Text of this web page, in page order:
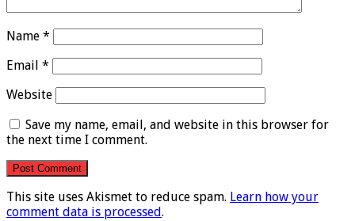
Name *
Email *
Website
Save my name, email, and website in this browser for
the next time I comment.
This site uses Akismet to reduce spam. Learn how your
comment data is processed.